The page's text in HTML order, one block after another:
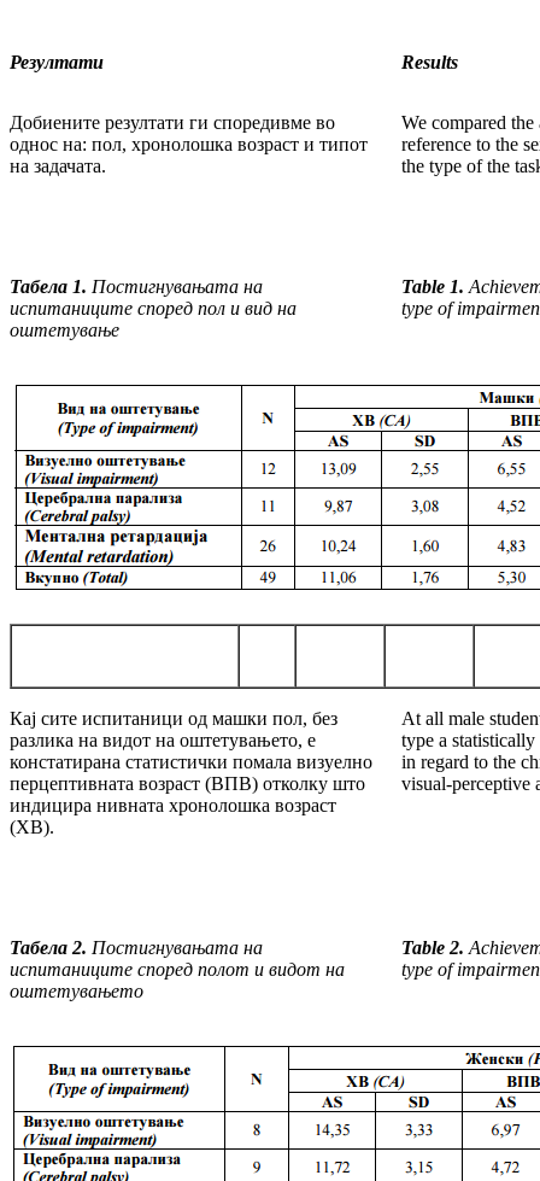
Резултати Results
Добиените резултати ги споредивме во
однос на: пол, хронолошка возраст и типот
на задачата.
We compared
reference to the
the type of the
Табела 1. Постигнувањата на
испитаниците според пол и вид на
оштетување
Table 1.
type of
Кај сите испитаници од машки пол, без
разлика на видот на оштетувањето, е
констатирана статистички помала визуелно
перцептивната возраст (ВПВ) отколку што
индицира нивната хронолошка возраст
(ХВ).
At all male
type a
in regard to the
visual-perceptive
Табела 2. Постигнувањата на
испитаниците според полот и видот на
оштетувањето
Table 2.
type of